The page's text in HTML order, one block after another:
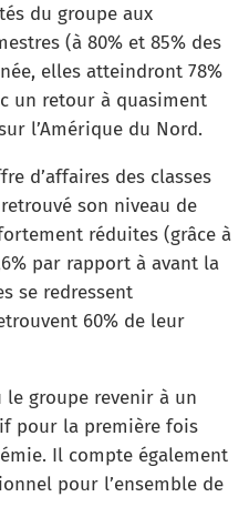
du groupe aux
(à 80% et 85% des
elles atteindront 78%
un retour à quasiment
l’Amérique du Nord.
d’affaires des classes
son niveau de
réduites (grâce à
par rapport à avant la
se redressent
60% de leur
le groupe revenir à un
pour la première fois
Il compte également
pour l’ensemble de